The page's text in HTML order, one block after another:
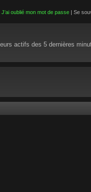
J’ai oublié mon mot de passe Se
actifs des 5 dernières